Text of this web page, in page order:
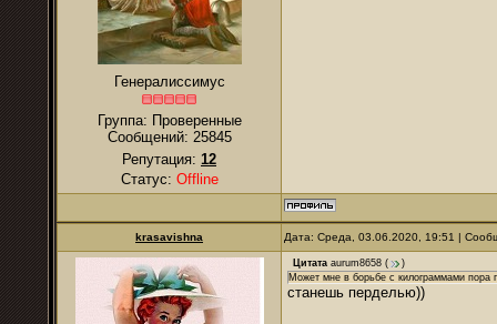
Генералиссимус
Группа: Проверенные
Сообщений: 25845
Репутация: 12
Статус: Offline
krasavishna Дата: Среда, 03.06.2020, 19:51 |
Цитата aurum8658 (
)
Может мне в борьбе с килограммами пора
станешь перделью))